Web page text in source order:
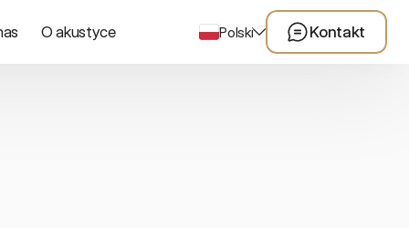
O akustyce Polski Kontakt